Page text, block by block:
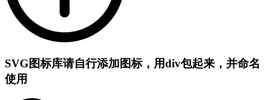
SVG图标库请自行添加图标，用div包起来，并命名
使用